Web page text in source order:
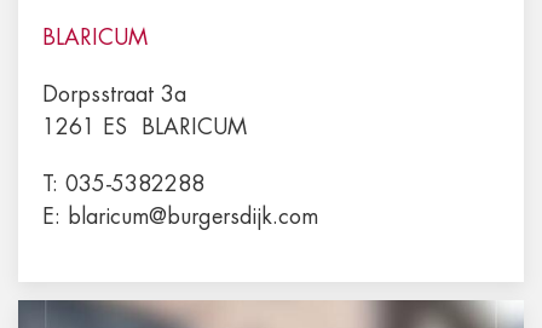
BLARICUM
Dorpsstraat 3a
1261 ES
BLARICUM
T: 035-5382288
E:
blaricum@burgersdijk.com